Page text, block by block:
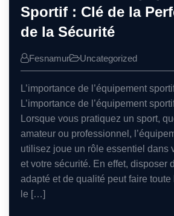
Sportif : Clé de la
de la Sécurité
Fesnamur Uncategorized
L’importance de l’équipement
L’importance de l’équipement
Lorsque vous pratiquez un sport,
amateur ou professionnel,
utilisez joue un rôle essentiel dans
et votre sécurité. En effet, disposer
adapté et de qualité peut faire
le […]